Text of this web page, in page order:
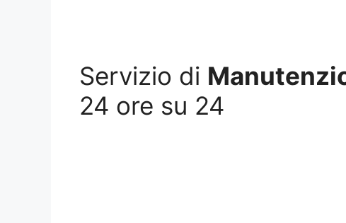
Servizio di
24 ore su 24